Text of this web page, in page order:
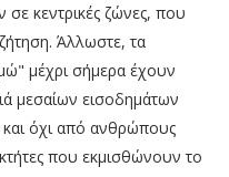
σε κεντρικές ζώνες, που
Άλλωστε, τα
µέχρι σήµερα έχουν
µεσαίων εισοδηµάτων
και όχι από ανθρώπους
που εκµισθώνουν το